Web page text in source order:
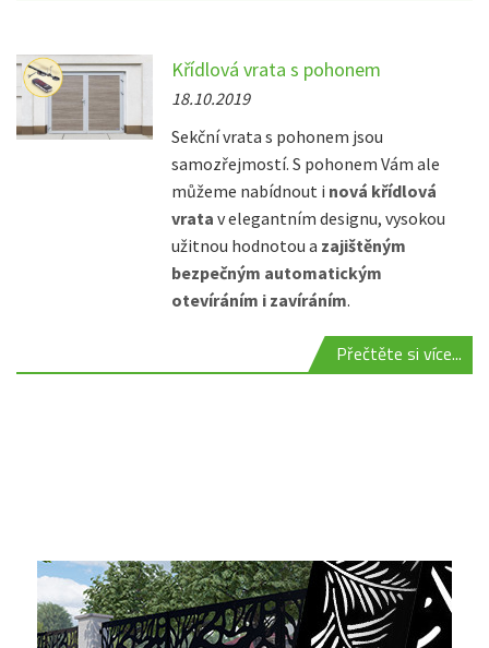
Křídlová vrata s pohonem
18.10.2019
Sekční vrata s pohonem jsou
samozřejmostí. S pohonem Vám ale
můžeme nabídnout i nová křídlová
vrata v elegantním designu, vysokou
užitnou hodnotou a zajištěným
bezpečným automatickým
otevíráním i zavíráním.
Přečtěte si více...